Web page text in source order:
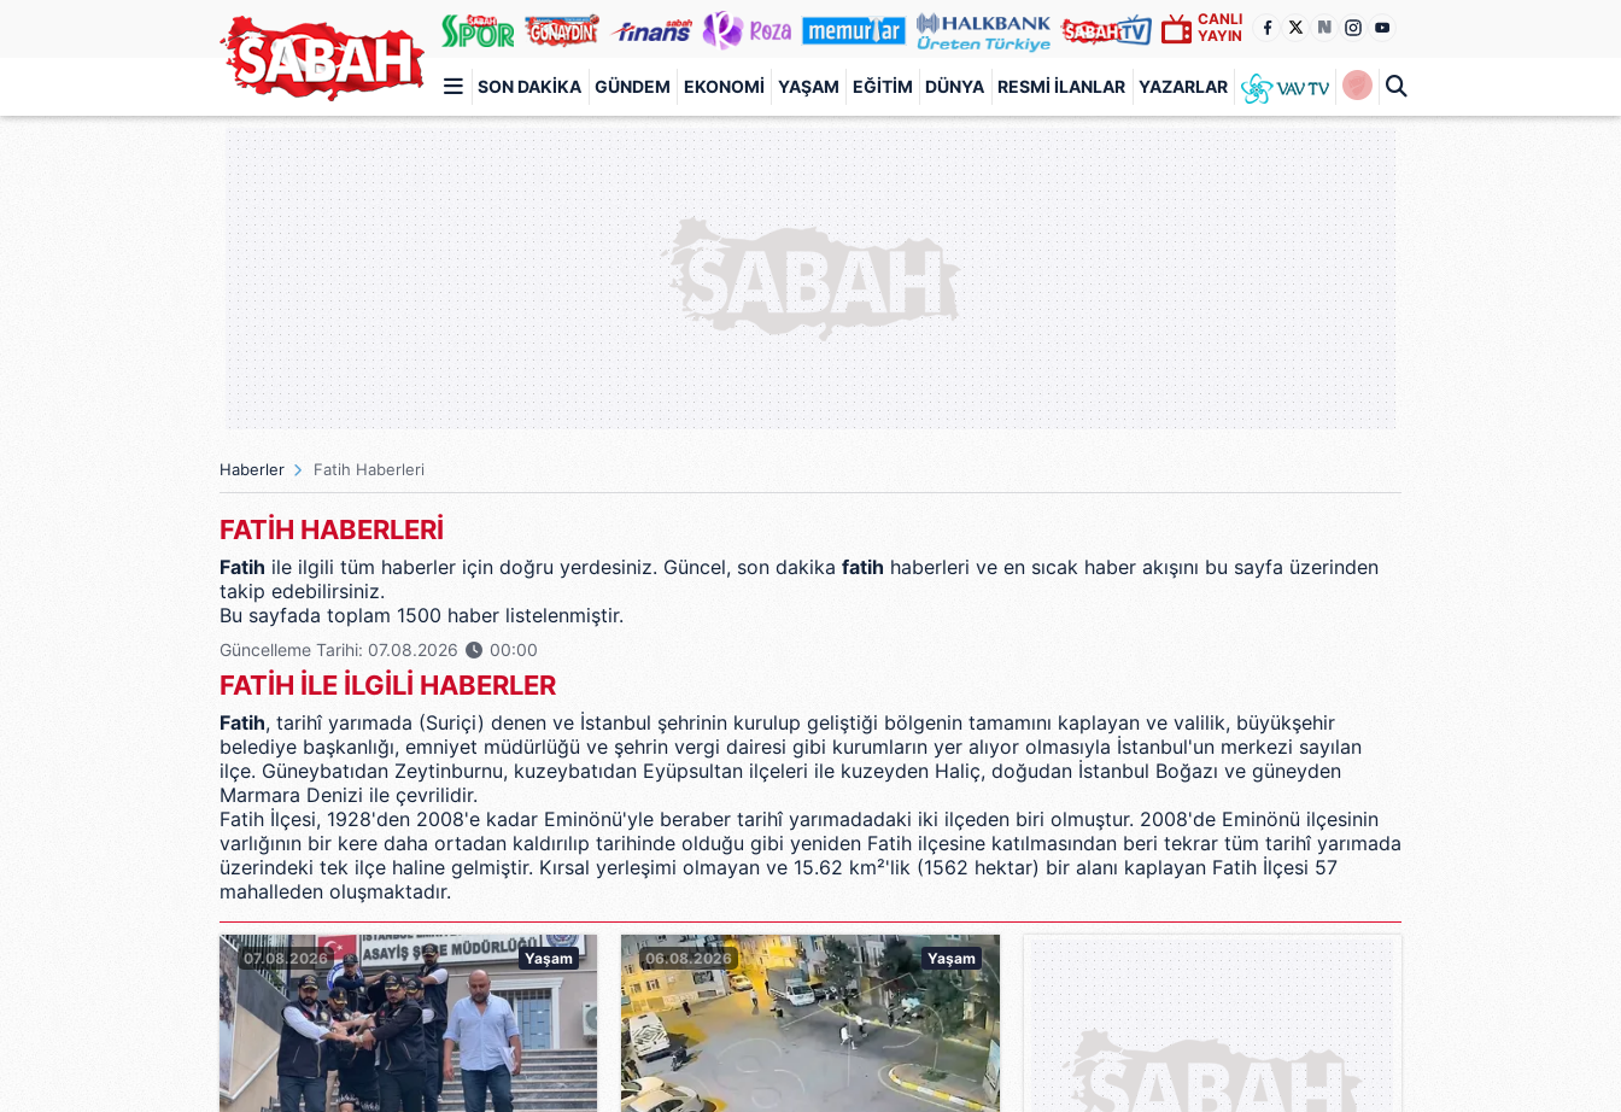
CANLI
YAYIN
SON DAKIKA GÜNDEM EKONOMI YAŞAM EĞITIM DÜNYA RESMI İLANLAR YAZARLAR
Türkiye'nin en iyi haber sitesi
Haberler Fatih Haberleri
FATİH HABERLERİ
Fatih ile ilgili tüm haberler için doğru yerdesiniz. Güncel, son dakika fatih haberleri ve en sıcak haber akışını bu sayfa üzerinden
takip edebilirsiniz.
Bu sayfada toplam 1500 haber listelenmiştir.
Güncelleme Tarihi: 07.08.2026 00:00
FATİH İLE İLGİLİ HABERLER
Fatih, tarihî yarımada (Suriçi) denen ve İstanbul şehrinin kurulup geliştiği bölgenin tamamını kaplayan ve valilik, büyükşehir
belediye başkanlığı, emniyet müdürlüğü ve şehrin vergi dairesi gibi kurumların yer alıyor olmasıyla İstanbul'un merkezi sayılan
ilçe. Güneybatıdan Zeytinburnu, kuzeybatıdan Eyüpsultan ilçeleri ile kuzeyden Haliç, doğudan İstanbul Boğazı ve güneyden
Marmara Denizi ile çevrilidir.
Fatih İlçesi, 1928'den 2008'e kadar Eminönü'yle beraber tarihî yarımadadaki iki ilçeden biri olmuştur. 2008'de Eminönü ilçesinin
varlığının bir kere daha ortadan kaldırılıp tarihinde olduğu gibi yeniden Fatih ilçesine katılmasından beri tekrar tüm tarihî yarımada
üzerindeki tek ilçe haline gelmiştir. Kırsal yerleşimi olmayan ve 15.62 km²'lik (1562 hektar) bir alanı kaplayan Fatih İlçesi 57
mahalleden oluşmaktadır.
07.08.2026 Yaşam 06.08.2026 Yaşam